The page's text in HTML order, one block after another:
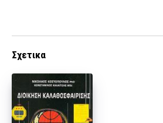
Σχετικα